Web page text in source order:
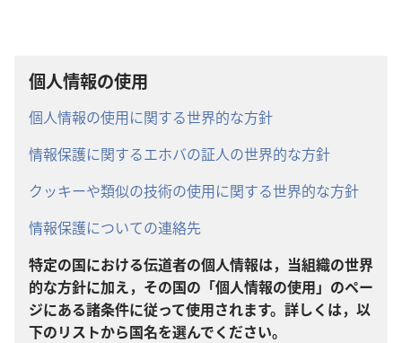
個人情報の使用
個人情報の使用に関する世界的な方針
情報保護に関するエホバの証人の世界的な方針
クッキーや類似の技術の使用に関する世界的な方針
情報保護についての連絡先
特定の国における伝道者の個人情報は，当組織の世界
的な方針に加え，その国の「個人情報の使用」のペー
ジにある諸条件に従って使用されます。詳しくは，以
下のリストから国名を選んでください。